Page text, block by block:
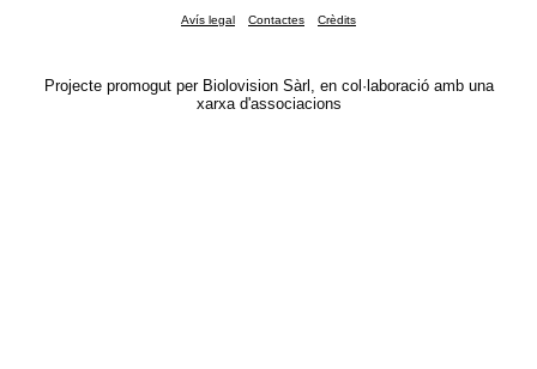
Avís legal Contactes Crèdits
Projecte promogut per Biolovision Sàrl, en col·laboració amb una
xarxa d'associacions